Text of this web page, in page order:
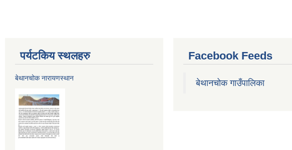
पर्यटकिय स्थलहरु
बेथानचोक नारायणस्थान
Facebook Feeds
बेथानचोक गाउँपालिका